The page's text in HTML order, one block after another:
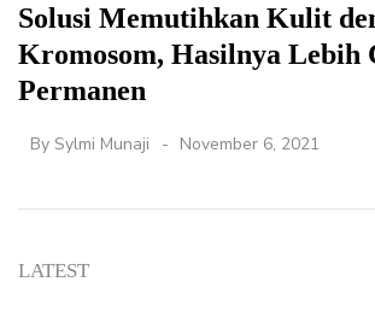
Solusi Memutihkan Kulit
Kromosom, Hasilnya Lebih
Permanen
By Sylmi Munaji November 6, 2021
LATEST